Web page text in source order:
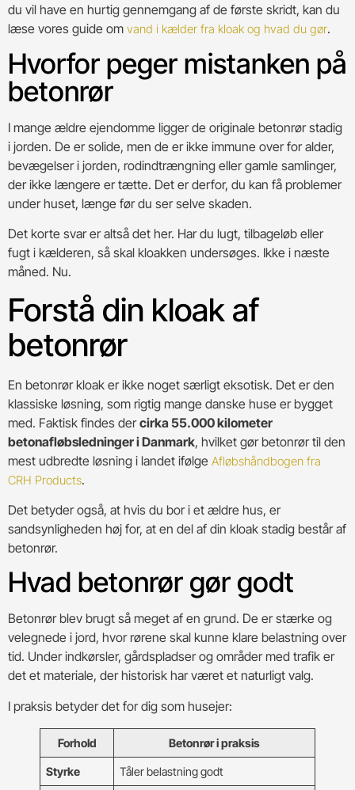
du vil have en hurtig gennemgang af de første skridt, kan du
læse vores guide om vand i kælder fra kloak og hvad du gør.
Hvorfor peger mistanken på
betonrør
I mange ældre ejendomme ligger de originale betonrør stadig
i jorden. De er solide, men de er ikke immune over for alder,
bevægelser i jorden, rodindtrængning eller gamle samlinger,
der ikke længere er tætte. Det er derfor, du kan få problemer
under huset, længe før du ser selve skaden.
Det korte svar er altså det her. Har du lugt, tilbageløb eller
fugt i kælderen, så skal kloakken undersøges. Ikke i næste
måned. Nu.
Forstå din kloak af
betonrør
En betonrør kloak er ikke noget særligt eksotisk. Det er den
klassiske løsning, som rigtig mange danske huse er bygget
med. Faktisk findes dercirka 55.000 kilometer
betonafløbsledninger i Danmark, hvilket gør betonrør til den
mest udbredte løsning i landet ifølge Afløbshåndbogen fra
CRH Products.
Det betyder også, at hvis du bor i et ældre hus, er
sandsynligheden høj for, at en del af din kloak stadig består af
betonrør.
Hvad betonrør gør godt
Betonrør blev brugt så meget af en grund. De er stærke og
velegnede i jord, hvor rørene skal kunne klare belastning over
tid. Under indkørsler, gårdspladser og områder med trafik er
det et materiale, der historisk har været et naturligt valg.
I praksis betyder det for dig som husejer:
Forhold Betonrør i praksis
Styrke Tåler belastning godt